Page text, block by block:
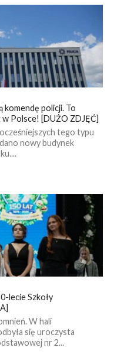
komendę policji. To
Polsce! [DUŻO ZDJĘĆ]
tego typu
nowy budynek
lecie Szkoły
W hali
się uroczysta
nr 2...